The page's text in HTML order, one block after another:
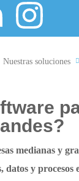
Nuestras soluciones
medianas y
y procesos